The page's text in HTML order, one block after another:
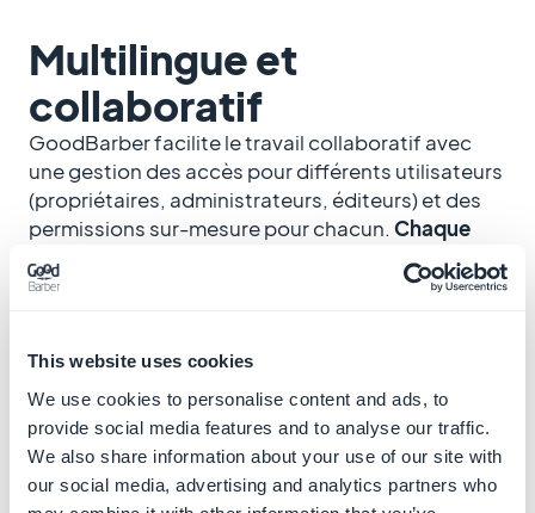
This website uses cookies
We use cookies to personalise content and ads, to
provide social media features and to analyse our traffic.
We also share information about your use of our site with
our social media, advertising and analytics partners who
Multilingue et
collaboratif
GoodBarber facilite le travail collaboratif avec
une gestion des accès pour différents utilisateurs
(propriétaires, administrateurs, éditeurs) et des
permissions sur-mesure pour chacun. Chaque
membre de votre équipe peut configurer son
interface dans la langue qui lui convient.